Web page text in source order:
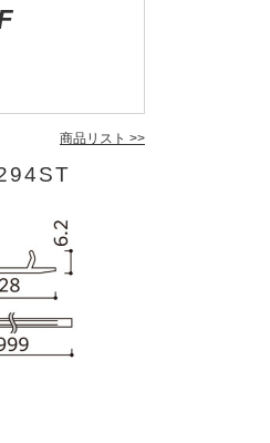
商品リスト >>